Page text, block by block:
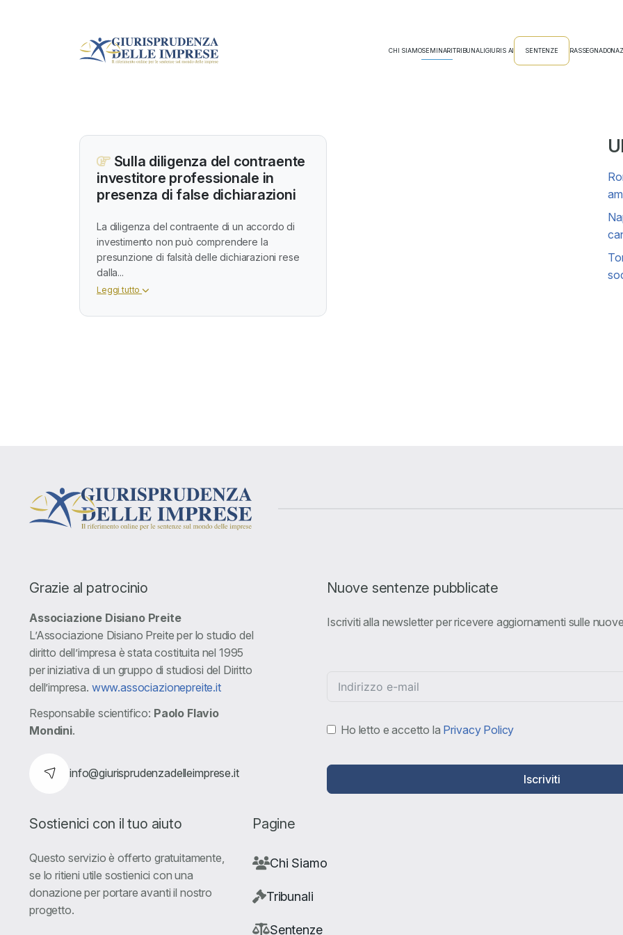
CHI SIAMOSEMINARITRIBUNALIGIURIS AI SENTENZE RASSEGNA
Sulla diligenza del contraente
investitore professionale in
presenza di false dichiarazioni
La diligenza del contraente di un accordo di
investimento non può comprendere la
presunzione di falsità delle dichiarazioni rese
dalla...
Leggi tutto
Grazie al patrocinio
Associazione Disiano Preite
L’Associazione Disiano Preite per lo studio del
diritto dell’impresa è stata costituita nel 1995
per iniziativa di un gruppo di studiosi del Diritto
dell’impresa. www.associazionepreite.it
Responsabile scientifico: Paolo Flavio
Mondini.
info@giurisprudenzadelleimprese.it
Nuove sentenze pubblicate
Iscriviti alla newsletter per ricevere aggiornamenti sulle
Ho letto e accetto la Privacy Policy
Iscriviti
Sostienici con il tuo aiuto
Questo servizio è offerto gratuitamente,
se lo ritieni utile sostienici con una
donazione per portare avanti il nostro
progetto.
Pagine
Chi Siamo
Tribunali
Sentenze